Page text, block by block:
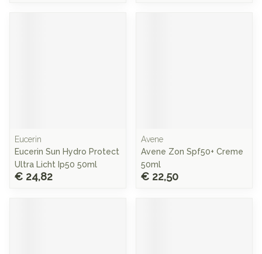
Eucerin
Eucerin Sun Hydro Protect
Ultra Licht Ip50 50ml
€ 24,82
Avene
Avene Zon Spf50+ Creme
50ml
€ 22,50